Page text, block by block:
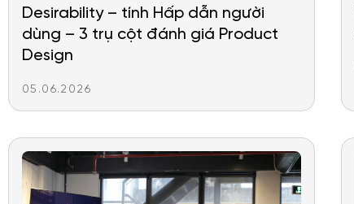
Desirability – tính Hấp dẫn người
dùng – 3 trụ cột đánh giá Product
Design
05.06.2026